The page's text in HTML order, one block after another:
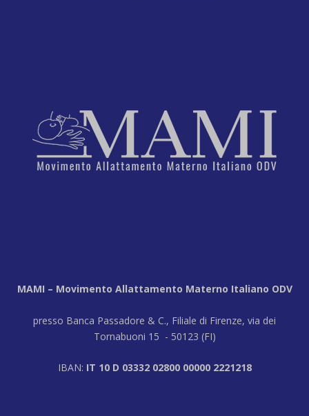
MAMI – Movimento Allattamento Materno Italiano ODV
presso Banca Passadore & C., Filiale di Firenze, via dei
Tornabuoni 15 - 50123 (FI)
IBAN: IT 10 D 03332 02800 00000 2221218